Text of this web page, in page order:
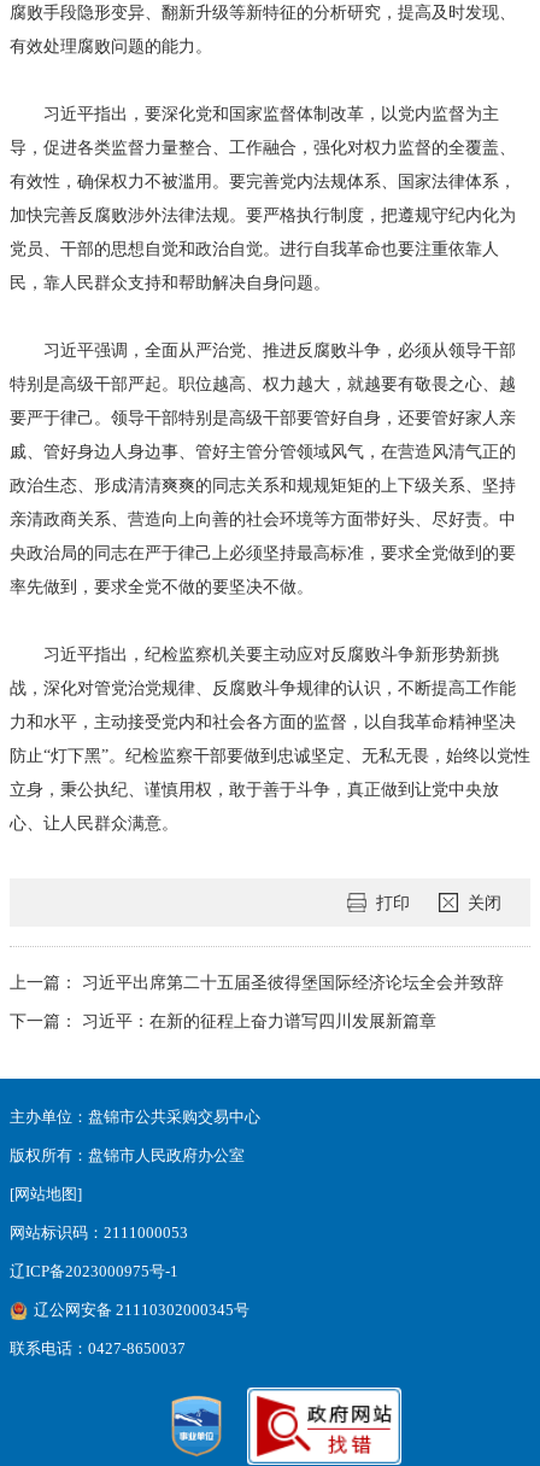
腐败手段隐形变异、翻新升级等新特征的分析研究，提高及时发现、
有效处理腐败问题的能力。
习近平指出，要深化党和国家监督体制改革，以党内监督为主
导，促进各类监督力量整合、工作融合，强化对权力监督的全覆盖、
有效性，确保权力不被滥用。要完善党内法规体系、国家法律体系，
加快完善反腐败涉外法律法规。要严格执行制度，把遵规守纪内化为
党员、干部的思想自觉和政治自觉。进行自我革命也要注重依靠人
民，靠人民群众支持和帮助解决自身问题。
习近平强调，全面从严治党、推进反腐败斗争，必须从领导干部
特别是高级干部严起。职位越高、权力越大，就越要有敬畏之心、越
要严于律己。领导干部特别是高级干部要管好自身，还要管好家人亲
戚、管好身边人身边事、管好主管分管领域风气，在营造风清气正的
政治生态、形成清清爽爽的同志关系和规规矩矩的上下级关系、坚持
亲清政商关系、营造向上向善的社会环境等方面带好头、尽好责。中
央政治局的同志在严于律己上必须坚持最高标准，要求全党做到的要
率先做到，要求全党不做的要坚决不做。
习近平指出，纪检监察机关要主动应对反腐败斗争新形势新挑
战，深化对管党治党规律、反腐败斗争规律的认识，不断提高工作能
力和水平，主动接受党内和社会各方面的监督，以自我革命精神坚决
防止“灯下黑”。纪检监察干部要做到忠诚坚定、无私无畏，始终以党性
立身，秉公执纪、谨慎用权，敢于善于斗争，真正做到让党中央放
心、让人民群众满意。
打印 关闭
上一篇：
习近平出席第二十五届圣彼得堡国际经济论坛全会并致辞
下一篇：
习近平：在新的征程上奋力谱写四川发展新篇章
主办单位：盘锦市公共采购交易中心
版权所有：盘锦市人民政府办公室
[网站地图]
网站标识码：2111000053
辽ICP备2023000975号-1
辽公网安备 21110302000345号
联系电话：0427-8650037